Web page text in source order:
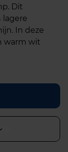
Dit
lagere
In deze
warm wit